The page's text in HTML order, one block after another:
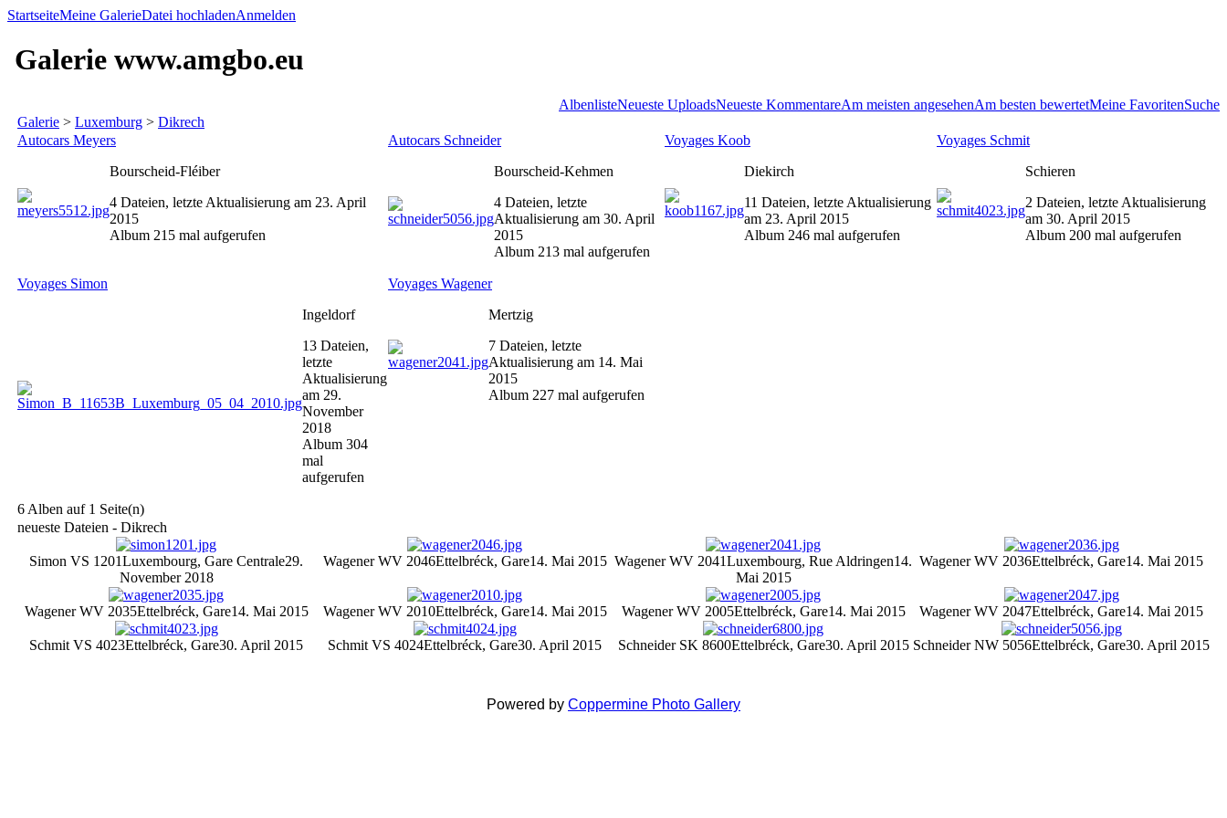
StartseiteMeine GalerieDatei hochladenAnmelden
Galerie www.amgbo.eu
AlbenlisteNeueste UploadsNeueste KommentareAm meisten angesehenAm besten bewertetMeine FavoritenSuche
Galerie > Luxemburg > Dikrech
Autocars Meyers
Bourscheid-Fléiber
4 Dateien, letzte Aktualisierung am 23. April
2015
Album 215 mal aufgerufen
Autocars Schneider
Bourscheid-Kehmen
4 Dateien, letzte
Aktualisierung am 30. April
2015
Album 213 mal aufgerufen
Voyages Koob
Diekirch
11 Dateien, letzte Aktualisierung
am 23. April 2015
Album 246 mal aufgerufen
Voyages Schmit
Schieren
2 Dateien, letzte Aktualisierung
am 30. April 2015
Album 200 mal aufgerufen
Voyages Simon
Ingeldorf
13 Dateien,
letzte
Aktualisierung
am 29.
November
2018
Album 304
mal
aufgerufen
Voyages Wagener
Mertzig
7 Dateien, letzte
Aktualisierung am 14. Mai
2015
Album 227 mal aufgerufen
6 Alben auf 1 Seite(n)
neueste Dateien - Dikrech
Simon VS 1201Luxembourg, Gare Centrale29.
November 2018
Wagener WV 2046Ettelbréck, Gare14. Mai 2015 Wagener WV 2041Luxembourg, Rue Aldringen14.
Mai 2015
Wagener WV 2036Ettelbréck, Gare14. Mai 2015
Wagener WV 2035Ettelbréck, Gare14. Mai 2015 Wagener WV 2010Ettelbréck, Gare14. Mai 2015 Wagener WV 2005Ettelbréck, Gare14. Mai 2015 Wagener WV 2047Ettelbréck, Gare14. Mai 2015
Schmit VS 4023Ettelbréck, Gare30. April 2015 Schmit VS 4024Ettelbréck, Gare30. April 2015 Schneider SK 8600Ettelbréck, Gare30. April 2015 Schneider NW 5056Ettelbréck, Gare30. April 2015
Powered by Coppermine Photo Gallery